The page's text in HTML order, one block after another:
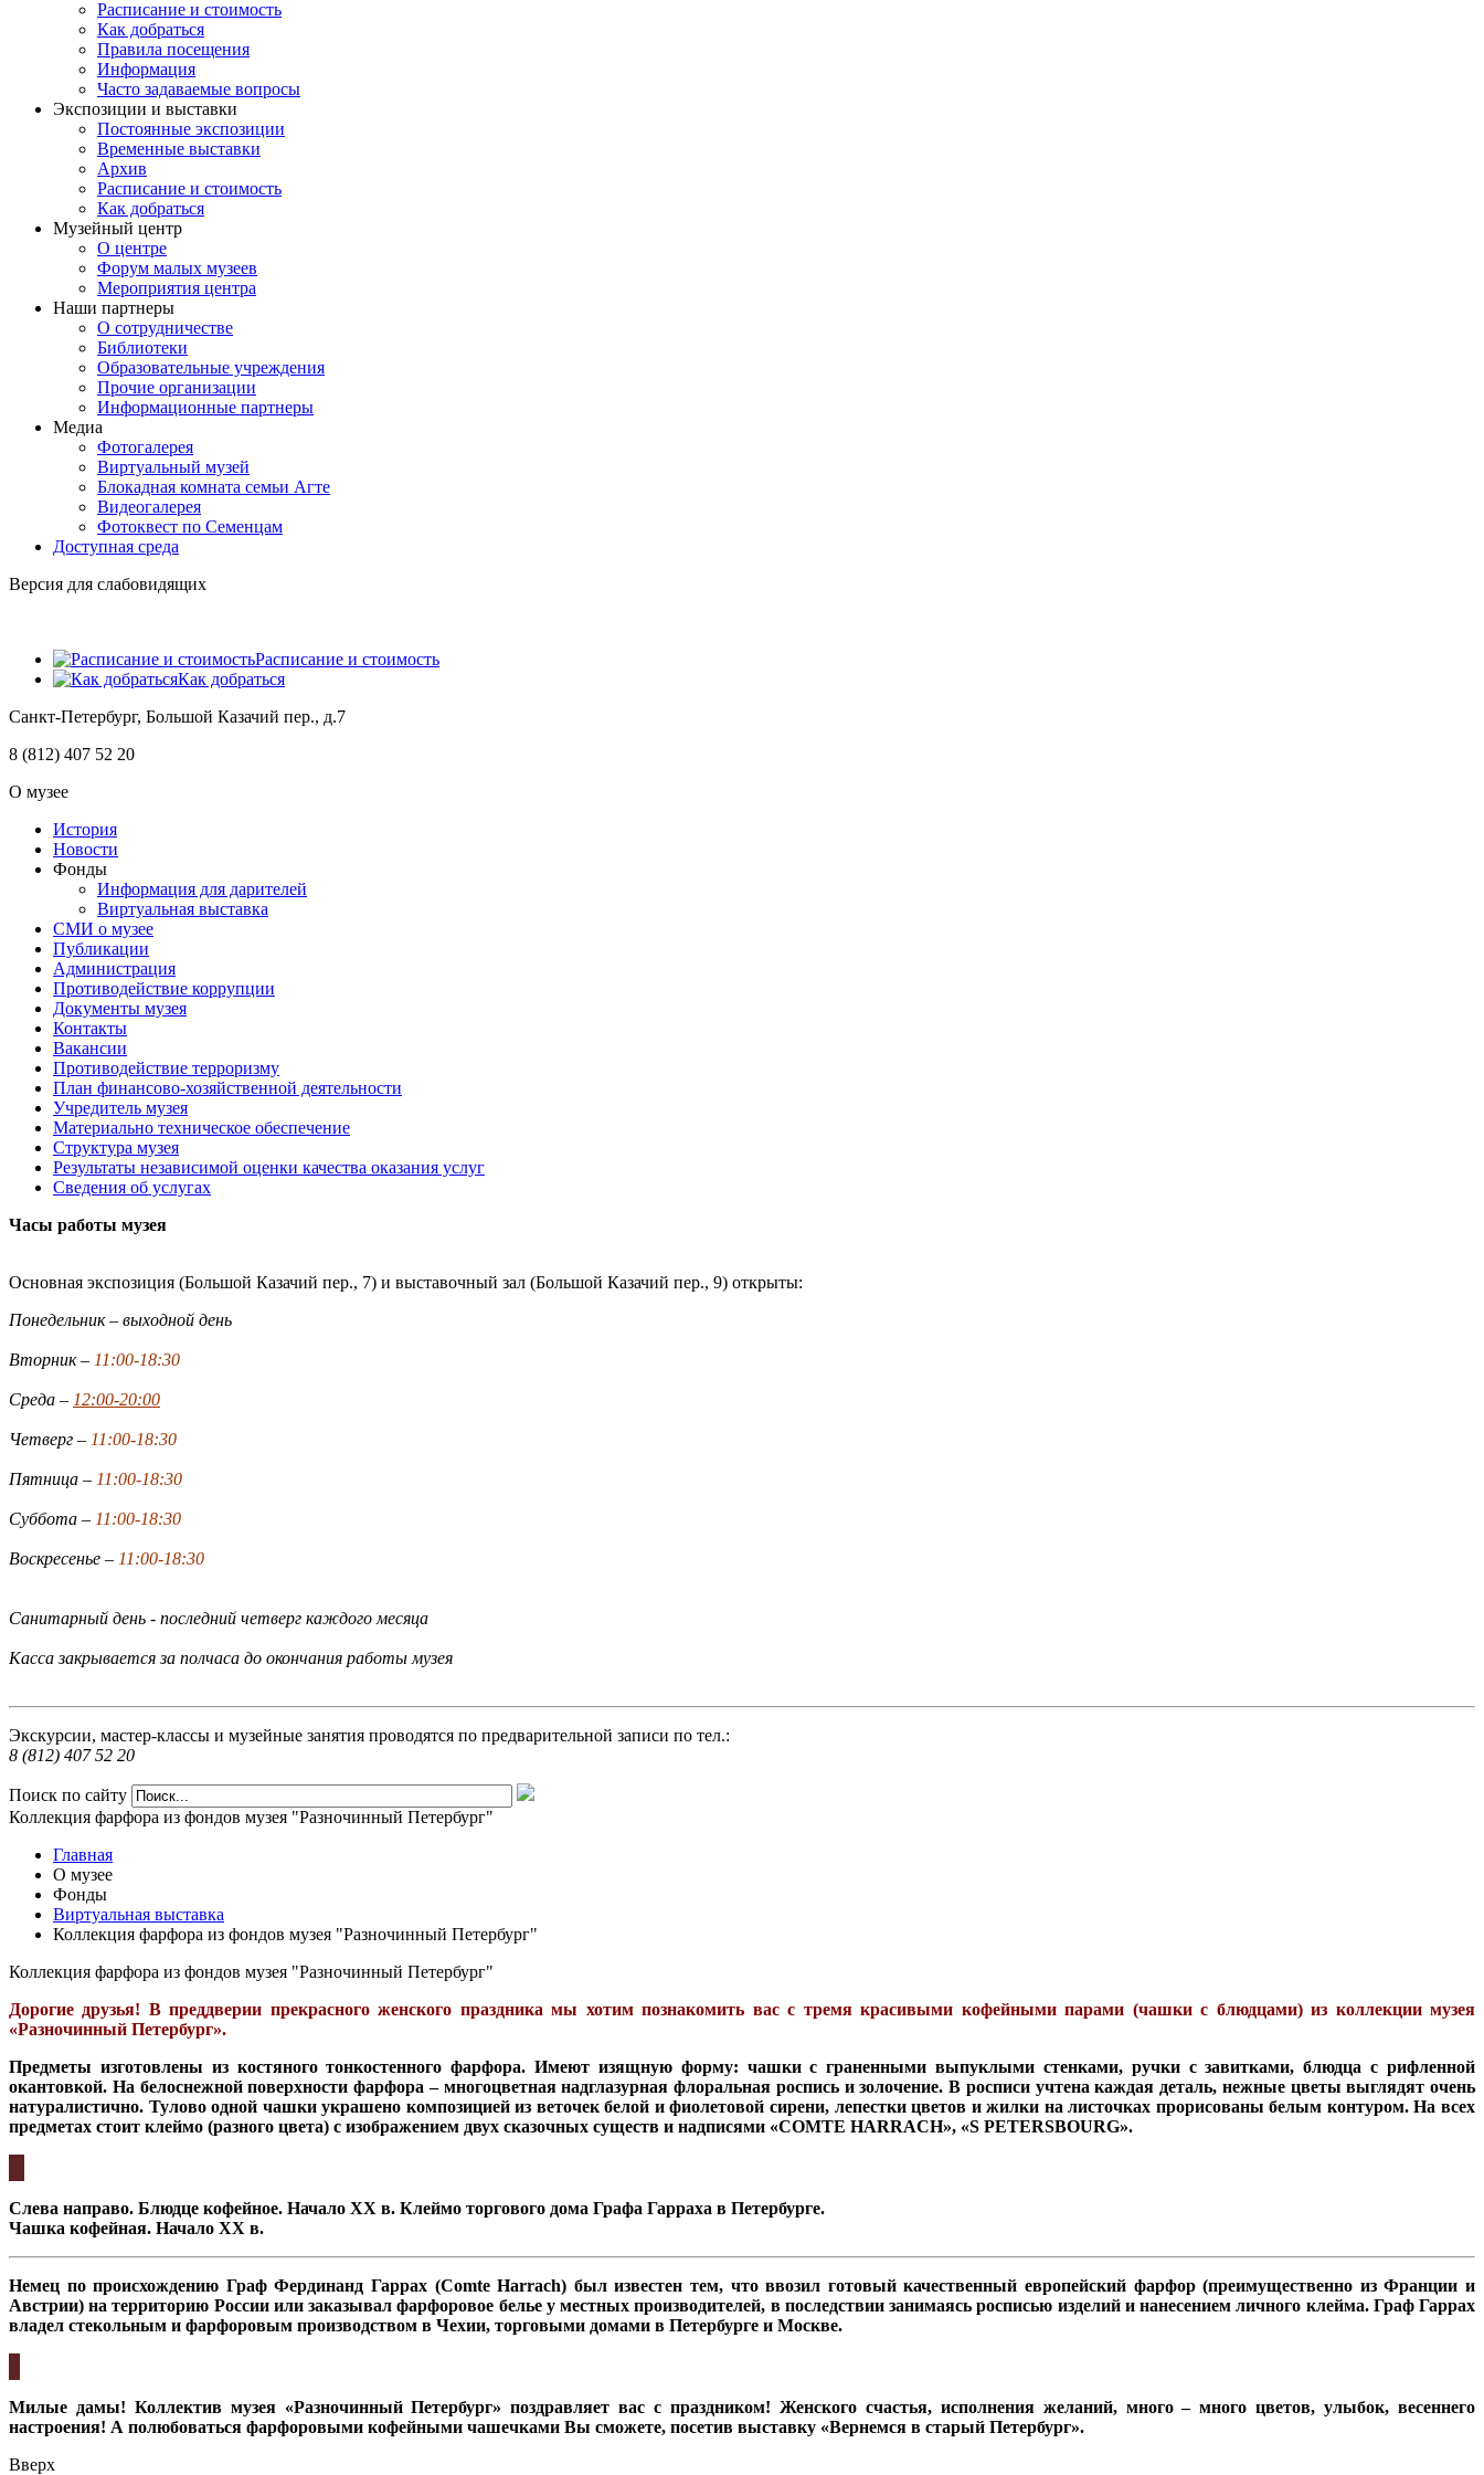
Расписание и стоимость
Как добраться
Правила посещения
Информация
Часто задаваемые вопросы
Экспозиции и выставки
Постоянные экспозиции
Временные выставки
Архив
Расписание и стоимость
Как добраться
Музейный центр
О центре
Форум малых музеев
Мероприятия центра
Наши партнеры
О сотрудничестве
Библиотеки
Образовательные учреждения
Прочие организации
Информационные партнеры
Медиа
Фотогалерея
Виртуальный музей
Блокадная комната семьи Агте
Видеогалерея
Фотоквест по Семенцам
Доступная среда
Версия для слабовидящих
Расписание и стоимость
Как добраться
Санкт-Петербург, Большой Казачий пер., д.7
8 (812) 407 52 20
О музее
История
Новости
Фонды
Информация для дарителей
Виртуальная выставка
СМИ о музее
Публикации
Администрация
Противодействие коррупции
Документы музея
Контакты
Вакансии
Противодействие терроризму
План финансово-хозяйственной деятельности
Учредитель музея
Материально техническое обеспечение
Структура музея
Результаты независимой оценки качества оказания услуг
Сведения об услугах
Часы работы музея
Основная экспозиция (Большой Казачий пер., 7) и выставочный зал (Большой Казачий пер., 9) открыты:
Понедельник – выходной день
Вторник – 11:00-18:30
Среда – 12:00-20:00
Четверг – 11:00-18:30
Пятница – 11:00-18:30
Суббота – 11:00-18:30
Воскресенье – 11:00-18:30
Санитарный день - последний четверг каждого месяца
Касса закрывается за полчаса до окончания работы музея
Экскурсии, мастер-классы и музейные занятия проводятся по предварительной записи по тел.:
8 (812) 407 52 20
Поиск по сайту
Коллекция фарфора из фондов музея "Разночинный Петербург"
Главная
О музее
Фонды
Виртуальная выставка
Коллекция фарфора из фондов музея "Разночинный Петербург"
Коллекция фарфора из фондов музея "Разночинный Петербург"
Дорогие друзья! В преддверии прекрасного женского праздника мы хотим познакомить вас с тремя красивыми кофейными парами (чашки с блюдцами) из коллекции музея
«Разночинный Петербург».
Предметы изготовлены из костяного тонкостенного фарфора. Имеют изящную форму: чашки с граненными выпуклыми стенками, ручки с завитками, блюдца с рифленной
окантовкой. На белоснежной поверхности фарфора – многоцветная надглазурная флоральная роспись и золочение. В росписи учтена каждая деталь, нежные цветы выглядят очень
натуралистично. Тулово одной чашки украшено композицией из веточек белой и фиолетовой сирени, лепестки цветов и жилки на листочках прорисованы белым контуром. На всех
предметах стоит клеймо (разного цвета) с изображением двух сказочных существ и надписями «СOMTE HARRACH», «S PETERSBOURG».
Слева направо. Блюдце кофейное. Начало XX в. Клеймо торгового дома Графа Гарраха в Петербурге.
Чашка кофейная. Начало XX в.
Немец по происхождению Граф Фердинанд Гаррах (Comte Harrach) был известен тем, что ввозил готовый качественный европейский фарфор (преимущественно из Франции и
Австрии) на территорию России или заказывал фарфоровое белье у местных производителей, в последствии занимаясь росписью изделий и нанесением личного клейма. Граф Гаррах
владел стекольным и фарфоровым производством в Чехии, торговыми домами в Петербурге и Москве.
Милые дамы! Коллектив музея «Разночинный Петербург» поздравляет вас с праздником! Женского счастья, исполнения желаний, много – много цветов, улыбок, весеннего
настроения! А полюбоваться фарфоровыми кофейными чашечками Вы сможете, посетив выставку «Вернемся в старый Петербург».
Вверх